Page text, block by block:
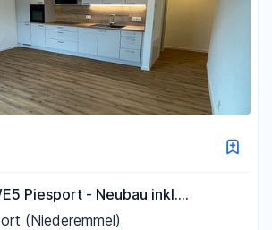
Piesport - Neubau inkl.
(Niederemmel)